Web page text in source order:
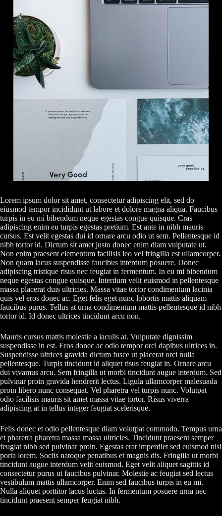
Lorem ipsum dolor sit amet, consectetur adipiscing elit, sed do
eiusmod tempor incididunt ut labore et dolore magna aliqua. Faucibus
turpis in eu mi bibendum neque egestas congue quisque. Cras
adipiscing enim eu turpis egestas pretium. Est ante in nibh mauris
cursus. Est velit egestas dui id ornare arcu odio ut sem. Pellentesque id
nibh tortor id. Dictum sit amet justo donec enim diam vulputate ut.
Non enim praesent elementum facilisis leo vel fringilla est ullamcorper.
Non quam lacus suspendisse faucibus interdum posuere. Donec
adipiscing tristique risus nec feugiat in fermentum. In eu mi bibendum
neque egestas congue quisque. Interdum velit euismod in pellentesque
massa placerat duis ultricies. Massa vitae tortor condimentum lacinia
quis vel eros donec ac. Eget felis eget nunc lobortis mattis aliquam
faucibus purus. Tellus at urna condimentum mattis pellentesque id nibh
tortor id. Id donec ultrices tincidunt arcu non.
Mauris cursus mattis molestie a iaculis at. Vulputate dignissim
suspendisse in est. Eros donec ac odio tempor orci dapibus ultrices in.
Suspendisse ultrices gravida dictum fusce ut placerat orci nulla
pellentesque. Turpis tincidunt id aliquet risus feugiat in. Ornare arcu
dui vivamus arcu. Sem fringilla ut morbi tincidunt augue interdum. Sed
pulvinar proin gravida hendrerit lectus. Ligula ullamcorper malesuada
proin libero nunc consequat. Vel pharetra vel turpis nunc. Volutpat
odio facilisis mauris sit amet massa vitae tortor. Risus viverra
adipiscing at in tellus integer feugiat scelerisque.
Felis donec et odio pellentesque diam volutpat commodo. Tempus urna
et pharetra pharetra massa massa ultricies. Tincidunt praesent semper
feugiat nibh sed pulvinar proin. Egestas erat imperdiet sed euismod nisi
porta lorem. Sociis natoque penatibus et magnis dis. Fringilla ut morbi
tincidunt augue interdum velit euismod. Eget velit aliquet sagittis id
consectetur purus ut faucibus pulvinar. Molestie ac feugiat sed lectus
vestibulum mattis ullamcorper. Enim sed faucibus turpis in eu mi.
Nulla aliquet porttitor lacus luctus. In fermentum posuere urna nec
tincidunt praesent semper feugiat nibh.